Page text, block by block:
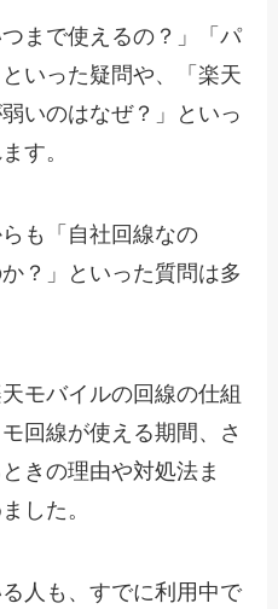
まで使えるの？」「パ
いった疑問や、「楽天
いのはなぜ？」といっ
す。
も「自社回線なの
？」といった質問は多
モバイルの回線の仕組
回線が使える期間、さ
きの理由や対処法ま
した。
人も、すでに利用中で